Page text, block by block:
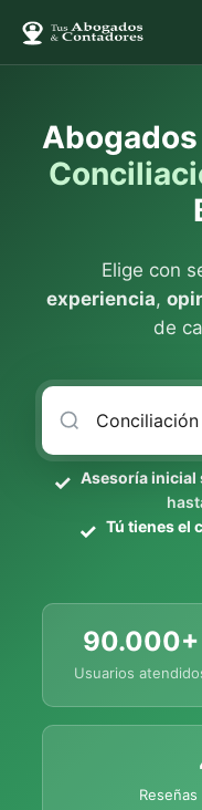
Abogados
Elige con
experiencia,
de
Asesoría inicial
Tú tienes el
90.000+
Usuarios